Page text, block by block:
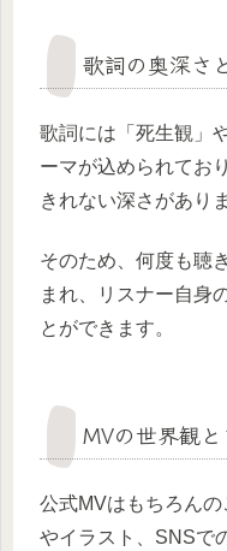
歌詞の奥深さ
歌詞には「死生観」
ーマが込められてお
きれない深さがあり
そのため、何度も聴
まれ、リスナー自身
とができます。
MVの世界観
公式MVはもちろん
やイラスト、SNSで